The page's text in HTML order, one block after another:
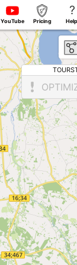
YouTube Pricing
?
Help